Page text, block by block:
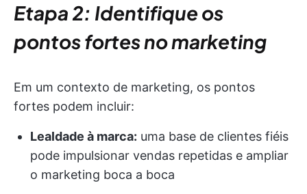
Etapa 2: Identifique os
pontos fortes no marketing
Em um contexto de marketing, os pontos
fortes podem incluir:
Lealdade à marca: uma base de clientes fiéis
pode impulsionar vendas repetidas e ampliar
o marketing boca a boca